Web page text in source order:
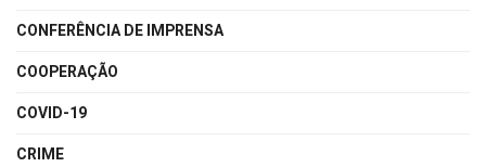
CONFERÊNCIA DE IMPRENSA
COOPERAÇÃO
COVID-19
CRIME